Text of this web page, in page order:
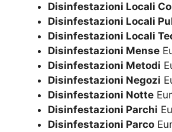
Disinfestazioni Locali
Disinfestazioni Locali
Disinfestazioni Locali
Disinfestazioni Mense
Disinfestazioni Metodi
Disinfestazioni Negozi
Disinfestazioni Notte Eur
Disinfestazioni Parchi
Disinfestazioni Parco Eur